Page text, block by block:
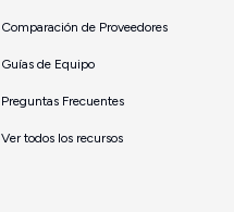
Comparación de Proveedores
Guías de Equipo
Preguntas Frecuentes
Ver todos los recursos